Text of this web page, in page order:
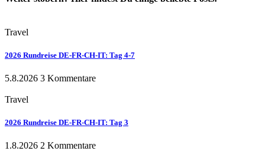
Travel
2026 Rundreise DE-FR-CH-IT: Tag 4-7
5.8.2026 3 Kommentare
Travel
2026 Rundreise DE-FR-CH-IT: Tag 3
1.8.2026 2 Kommentare